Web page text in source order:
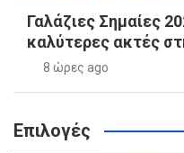
Γαλάζιες Σημαίες
καλύτερες ακτές
8 ώρες ago
Επιλογές